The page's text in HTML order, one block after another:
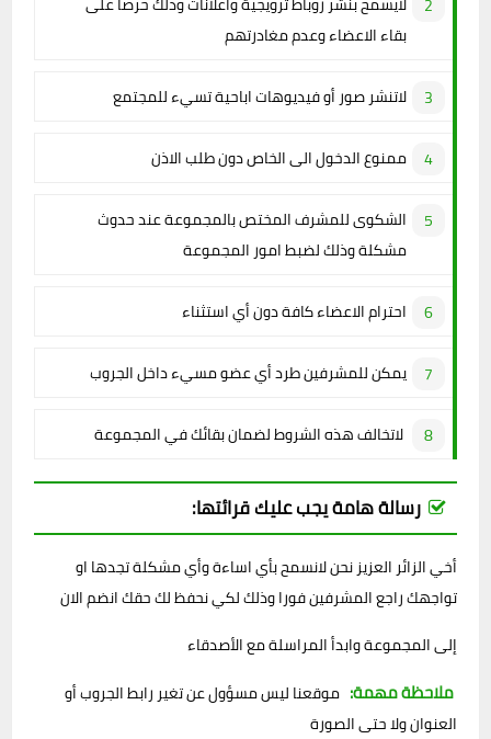
بقاء الاعضاء وعدم مغادرتهم
لاتنشر صور أو فيديوهات اباحية تسيء للمجتمع
ممنوع الدخول الى الخاص دون طلب الاذن
الشكوى للمشرف المختص بالمجموعة عند حدوث
مشكلة وذلك لضبط امور المجموعة
احترام الاعضاء كافة دون أي استثناء
يمكن للمشرفين طرد أي عضو مسيء داخل الجروب
لاتخالف هذه الشروط لضمان بقائك في المجموعة
رسالة هامة يجب عليك قرائتها:
أخي الزائر العزيز نحن لانسمح بأي اساءة وأي مشكلة تجدها او
تواجهك راجع المشرفين فورا وذلك لكي نحفظ لك حقك انضم الان
إلى المجموعة وابدأ المراسلة مع الأصدقاء
ملاحظة مهمة: موقعنا ليس مسؤول عن تغير رابط الجروب أو
العنوان ولا حتى الصورة